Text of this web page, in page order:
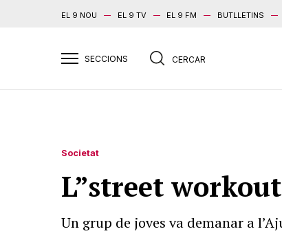
EL 9 NOU EL 9 TV EL 9 FM BUTLLETINS
Societat
L”street
Un grup de joves va demanar a